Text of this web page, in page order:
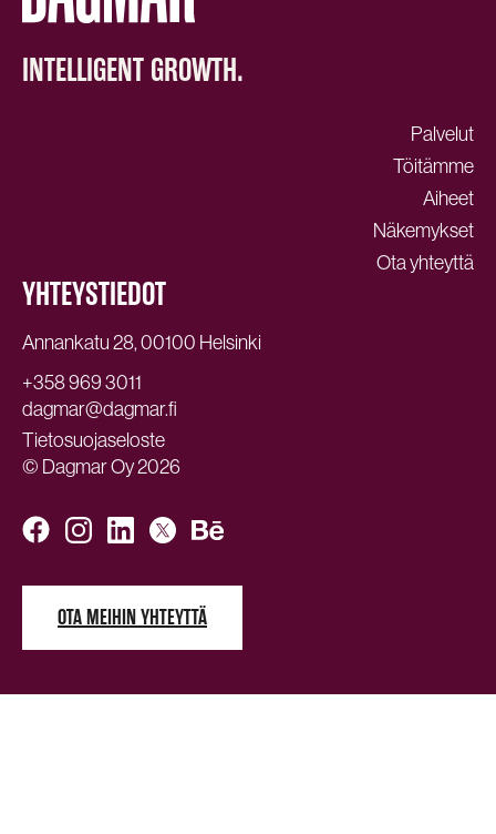
INTELLIGENT GROWTH.
Palvelut
Töitämme
Aiheet
Näkemykset
Ota yhteyttä
YHTEYSTIEDOT
Annankatu 28, 00100 Helsinki
+358 969 3011
dagmar@dagmar.fi
Tietosuojaseloste
© Dagmar Oy 2026
OTA MEIHIN YHTEYTTÄ